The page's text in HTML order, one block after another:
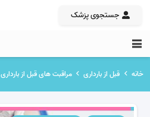
جستجوی پزشک
خانه قبل از بارداری مراقبت های قبل از بارداری